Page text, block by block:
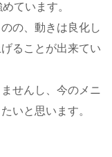
ています。
の、動きは良化し
ることが出来てい
せんし、今のメニ
いと思います。